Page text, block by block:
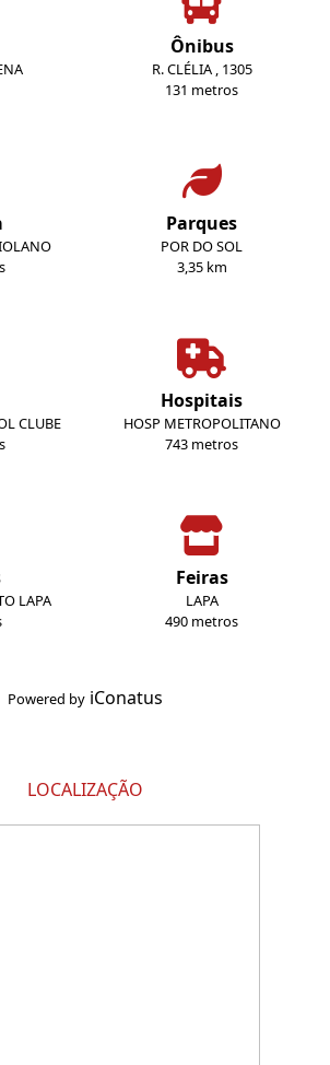
Ônibus
R. CLÉLIA , 1305
131 metros
Parques
POR DO SOL
3,35 km
CLUBE
Hospitais
HOSP METROPOLITANO
743 metros
LAPA
Feiras
LAPA
490 metros
Powered by iConatus
LOCALIZAÇÃO